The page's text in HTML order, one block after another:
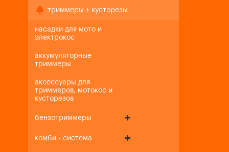
триммеры + кусторезы
насадки для мото и
электрокос
аккумуляторные
триммеры
аксессуары для
триммеров, мотокос и
кусторезов
бензотриммеры
комби - система